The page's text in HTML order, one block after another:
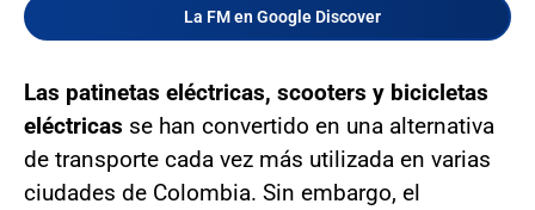
La FM en Google Discover
Las patinetas eléctricas, scooters y bicicletas
eléctricas se han convertido en una alternativa
de transporte cada vez más utilizada en varias
ciudades de Colombia. Sin embargo, el